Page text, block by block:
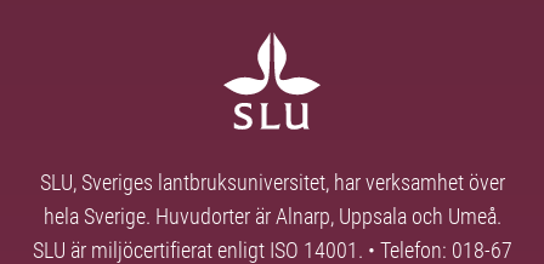
SLU, Sveriges lantbruksuniversitet, har verksamhet över
hela Sverige. Huvudorter är Alnarp, Uppsala och Umeå.
SLU är miljöcertifierat enligt ISO 14001. • Telefon: 018-67